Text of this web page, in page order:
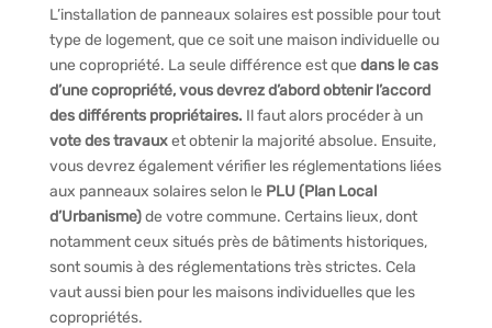
L’installation de panneaux solaires est possible pour tout
type de logement, que ce soit une maison individuelle ou
une copropriété. La seule différence est que dans le cas
d’une copropriété, vous devrez d’abord obtenir l’accord
des différents propriétaires. Il faut alors procéder à un
vote des travauxet obtenir la majorité absolue. Ensuite,
vous devrez également vérifier les réglementations liées
aux panneaux solaires selon le PLU (Plan Local
d’Urbanisme)de votre commune. Certains lieux, dont
notamment ceux situés près de bâtiments historiques,
sont soumis à des réglementations très strictes. Cela
vaut aussi bien pour les maisons individuelles que les
copropriétés.